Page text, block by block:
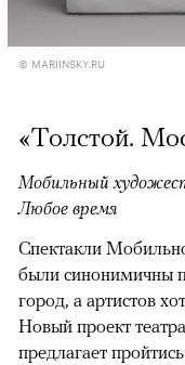
© MARIINSKY.RU
«Толстой.
Мобильный
Любое время
Спектакли
были синонимичны
город, а артистов
Новый проект
предлагает